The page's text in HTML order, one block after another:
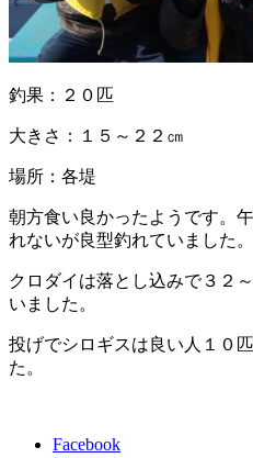
釣果：２０匹
大きさ：１５～２２㎝
場所：各堤
朝方食い良かったようです。
れないが良型釣れていました。
クロダイは落とし込みで３２
いました。
投げでシロギスは良い人１０
た。
Facebook